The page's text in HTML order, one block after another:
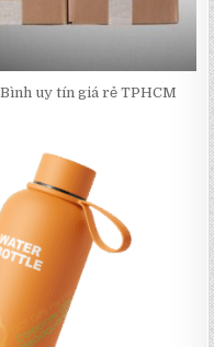
uy tín giá rẻ TPHCM